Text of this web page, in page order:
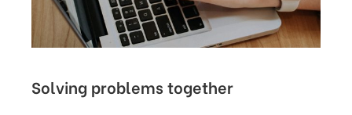
Solving problems together